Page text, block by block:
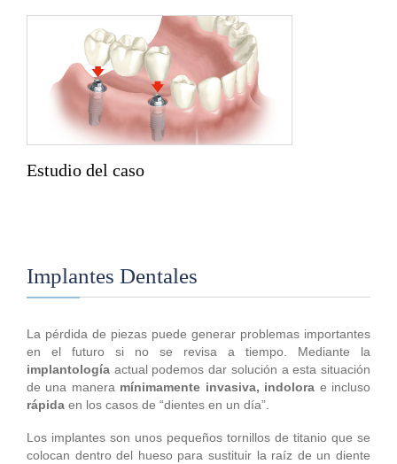
Estudio del caso
Implantes Dentales
La pérdida de piezas puede generar problemas importantes
en el futuro si no se revisa a tiempo. Mediante la
implantología actual podemos dar solución a esta situación
de una manera mínimamente invasiva, indolora e incluso
rápida en los casos de “dientes en un día”.
Los implantes son unos pequeños tornillos de titanio que se
colocan dentro del hueso para sustituir la raíz de un diente